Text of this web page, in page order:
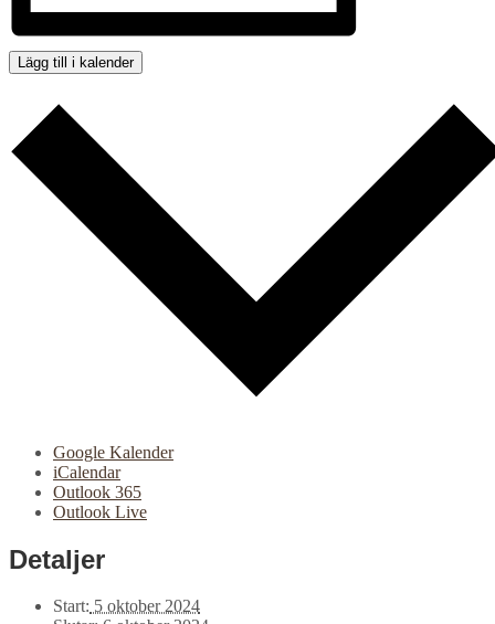
Lägg till i kalender
Google Kalender
iCalendar
Outlook 365
Outlook Live
Detaljer
Start: 5 oktober 2024